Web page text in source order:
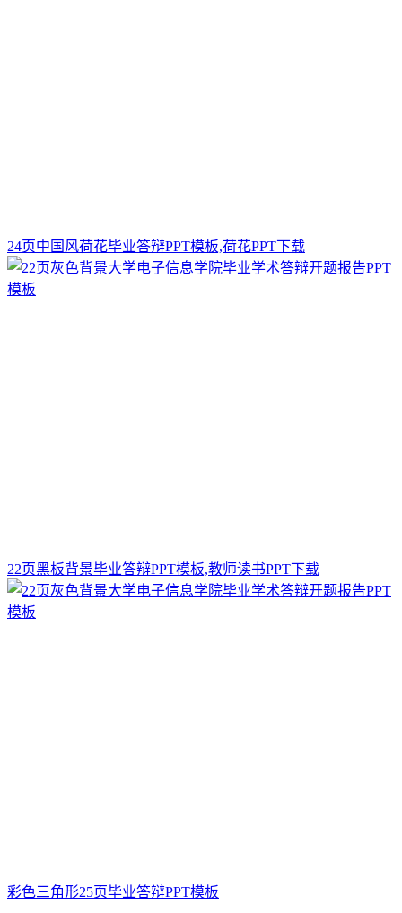
24页中国风荷花毕业答辩PPT模板,荷花PPT下载
22页黑板背景毕业答辩PPT模板,教师读书PPT下载
彩色三角形25页毕业答辩PPT模板